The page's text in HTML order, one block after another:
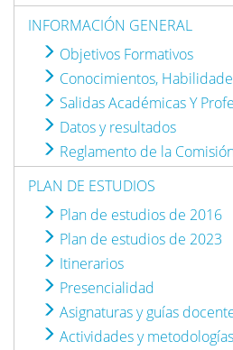
INFORMACIÓN GENERAL
Objetivos Formativos
Conocimientos,
Salidas Académicas Y
Datos y resultados
Reglamento de la
PLAN DE ESTUDIOS
Plan de estudios de 2016
Plan de estudios de 2023
Itinerarios
Presencialidad
Asignaturas y guías
Actividades y